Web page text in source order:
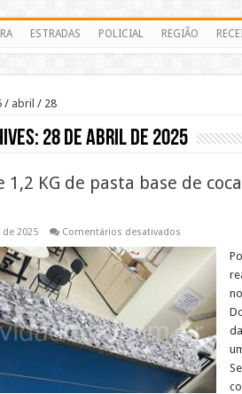
ESTRADAS POLICIAL REGIÃO
/ abril / 28
28 de abril de 2025
1,2 KG de pasta base de
2025 Comentários desativadosem
de
pasta
base
de
cocaína
são
apreendidos
em
Pádua